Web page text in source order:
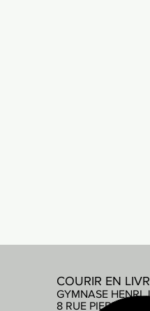
COURIR EN
GYMNASE HENRI
8 RUE PIERRE DE